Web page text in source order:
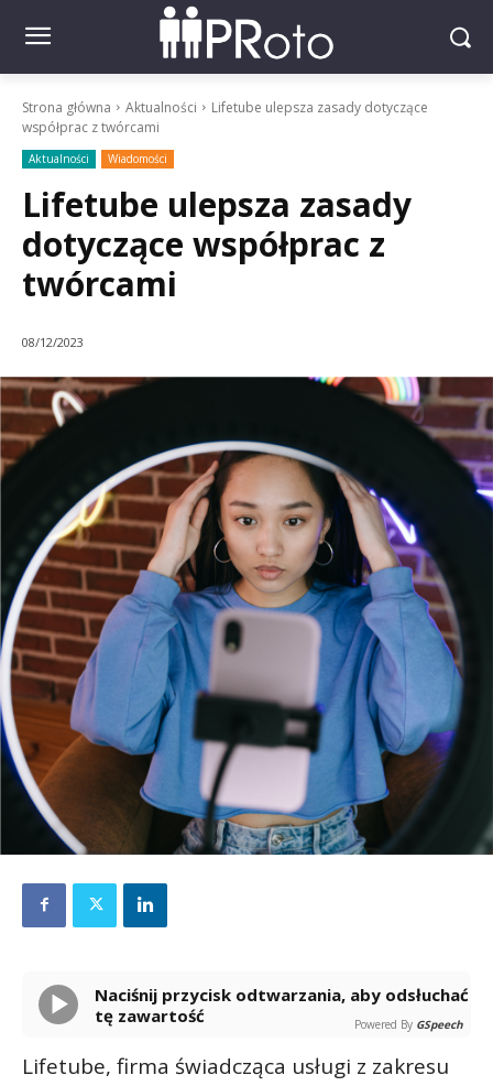
Strona główna Aktualności
Lifetube ulepsza zasady dotyczące
współprac z twórcami
Aktualności Wiadomości
Lifetube ulepsza zasady
dotyczące współprac z
twórcami
08/12/2023
Naciśnij przycisk odtwarzania, aby odsłuchać
tę zawartość
Powered By GSpeech
Lifetube, firma świadcząca usługi z zakresu